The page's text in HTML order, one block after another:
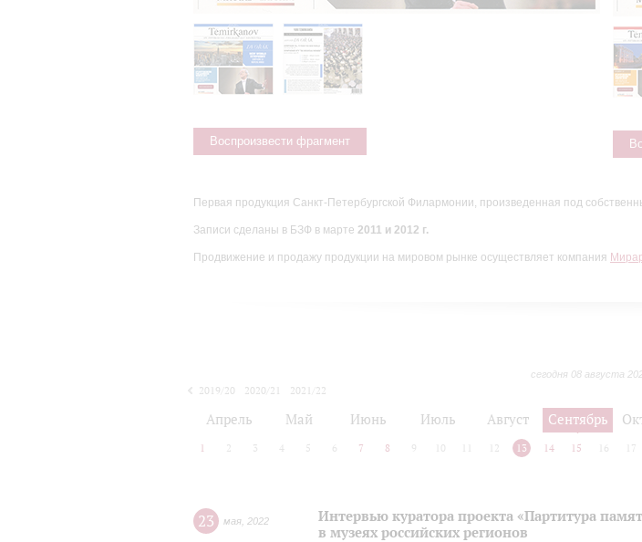
Воспроизвести фрагмент
Первая продукция Санкт-Петербургской Филармонии, произведенная под
Записи сделаны в БЗФ в марте 2011 и 2012 г.
Продвижение и продажу продукции на мировом рынке осуществляет компания
сегодня 08 августа
2019/20 2020/21 2021/22
Апрель Май Июнь Июль Август Сентябрь
1 2 3 4 5 6 7 8 9 10 12 13 14 15 16 17
23 мая 2022
Интервью куратора проекта «Партитура
в музеях российских регионов